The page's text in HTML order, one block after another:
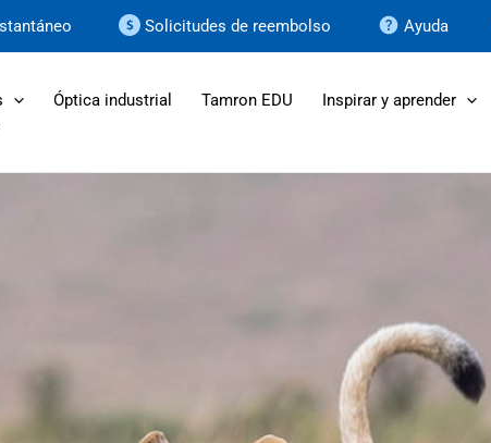
Solicitudes de reembolso Ayuda
Óptica industrial Tamron EDU Inspirar y aprender